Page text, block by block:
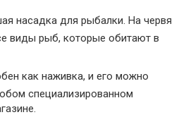
насадка для рыбалки. На червя
виды рыб, которые обитают в
как наживка, и его можно
специализированном